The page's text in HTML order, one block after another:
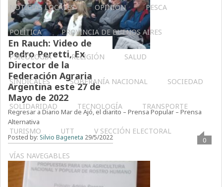
NOTICIAS LOCALES OPINIÓN PESCA
POLÍTICA PROVINCIA DE BUENOS AIRES
PSICOLOGÍA RELIGIÓN SALUD
SINDICALES SOBERANÍA NACIONAL SOCIEDAD
SOLIDARIDAD TECNOLOGÍA TRANSPORTE
TURISMO UTT V SECCIÓN ELECTORAL
VÍAS NAVEGABLES
En Rauch: Video de
Pedro Peretti, Ex
Director de la
Federación Agraria
Argentina este 27 de
Mayo de 2022
Regresar a Diario Mar de Ajó, el diarito – Prensa Popular – Prensa
Alternativa
Posted by: Silvio Bageneta 29/5/2022 0